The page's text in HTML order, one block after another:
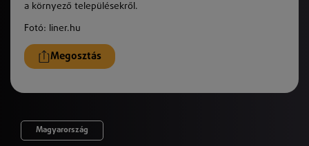
a környező településekről.
Fotó: liner.hu
Megosztás
Magyarország